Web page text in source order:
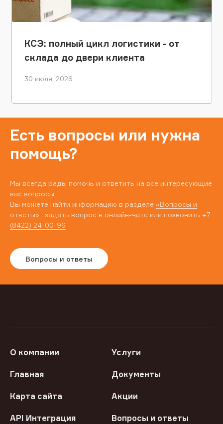
КСЭ: полный цикл логистики - от
склада до двери клиента
30 июля, 2026
Есть вопросы или нужна
помощь?
Мы всегда рады помочь и ответить на все интересующие
вас вопросы.
Вы можете найти информацию в разделе «Вопросы и
ответы» , задать вопрос в онлайн-чате или позвонить +7
(8422) 24-00-96
Вопросы и ответы
О компании Услуги
Главная Документы
Карта сайта Акции
API Интеграция Вопросы и ответы